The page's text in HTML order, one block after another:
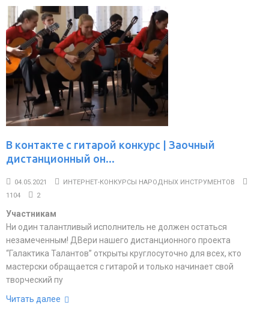
В контакте с гитарой конкурс | Заочный
дистанционный он...
04.05.2021
ИНТЕРНЕТ-КОНКУРСЫ НАРОДНЫХ ИНСТРУМЕНТОВ
1104
2
Участникам
Ни один талантливый исполнитель не должен остаться
незамеченным! ДВери нашего дистанционного проекта
“Галактика Талантов” открыты круглосуточно для всех, кто
мастерски обращается с гитарой и только начинает свой
творческий пу
Читать далее